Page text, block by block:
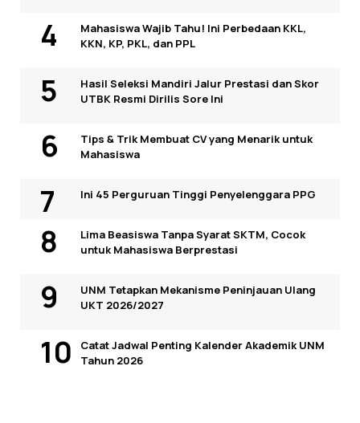
Mahasiswa Wajib Tahu! Ini Perbedaan KKL,
KKN, KP, PKL, dan PPL
Hasil Seleksi Mandiri Jalur Prestasi dan Skor
UTBK Resmi Dirilis Sore Ini
Tips & Trik Membuat CV yang Menarik untuk
Mahasiswa
Ini 45 Perguruan Tinggi Penyelenggara PPG
Lima Beasiswa Tanpa Syarat SKTM, Cocok
untuk Mahasiswa Berprestasi
UNM Tetapkan Mekanisme Peninjauan Ulang
UKT 2026/2027
Catat Jadwal Penting Kalender Akademik UNM
Tahun 2026